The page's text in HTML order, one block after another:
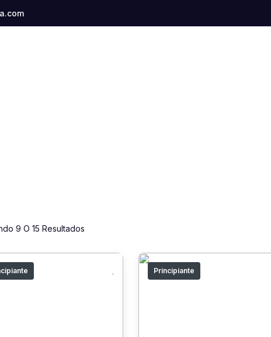
9 O 15 Resultados
Principiante